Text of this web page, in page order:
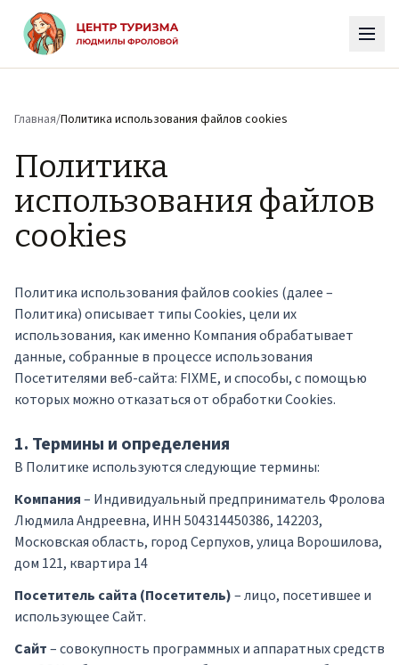
К основному содержимому
Главная/Политика использования файлов cookies
Политика
использования файлов
cookies
Политика использования файлов cookies (далее –
Политика) описывает типы Cookies, цели их
использования, как именно Компания обрабатывает
данные, собранные в процессе использования
Посетителями веб-сайта: FIXME, и способы, с помощью
которых можно отказаться от обработки Cookies.
1. Термины и определения
В Политике используются следующие термины:
Компания– Индивидуальный предприниматель Фролова
Людмила Андреевна, ИНН 504314450386, 142203,
Московская область, город Серпухов, улица Ворошилова,
дом 121, квартира 14
Посетитель сайта (Посетитель)– лицо, посетившее и
использующее Сайт.
Сайт– совокупность программных и аппаратных средств